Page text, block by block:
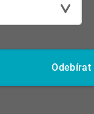
Odebírat